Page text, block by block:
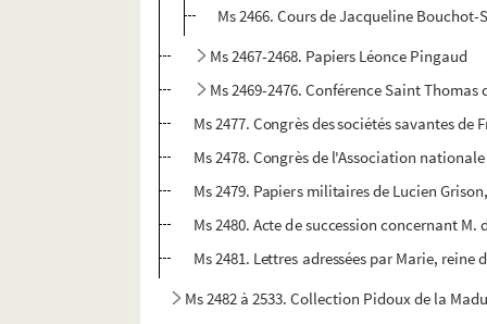
Ms 2466. Cours de Jacqueline
Ms 2467-2468. Papiers Léonce Pingaud
Ms 2469-2476. Conférence Saint
Ms 2477. Congrès des sociétés savantes de
Ms 2478. Congrès de l'Association
Ms 2479. Papiers militaires de Lucien
Ms 2480. Acte de succession concernant
Ms 2481. Lettres adressées par Marie,
Ms 2482 à 2533. Collection Pidoux de la